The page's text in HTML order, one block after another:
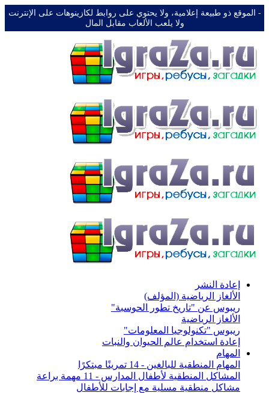
-️ الموقع ذو طبيعة إعلامية، ولا يحتوي على روابط لكازينوهات على الإنترنت
ولا يلعب الألعاب مقابل المال
إعادة النشر
الألغاز الرياضية (المؤلف)
ريبوس عن "تاريخ تطور الحوسبة"
الألغاز الرياضية
ريبوس "تكنولوجيا المعلومات"
إعادة استخدام عالم الحيوان والنبات
المهام
المهام المنطقية للبالغين - 14 تمرينًا مبتكرًا
المشاكل المنطقية لأطفال المدارس - 11 مهمة براعة
مشاكل منطقية مسلية مع إجابات للأطفال